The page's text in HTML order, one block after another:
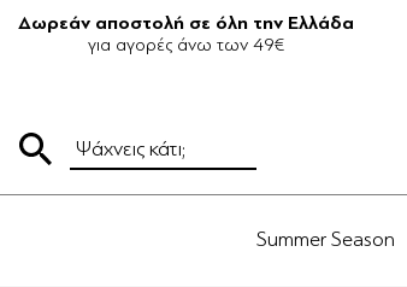
Δωρεάν αποστολή σε όλη την Ελλάδα
για αγορές άνω των 49€
Summer Season